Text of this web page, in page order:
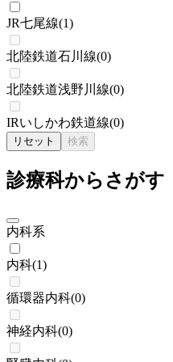
JR七尾線(1)
北陸鉄道石川線(0)
北陸鉄道浅野川線(0)
IRいしかわ鉄道線(0)
リセット 検索
診療科からさがす
内科系
内科(1)
循環器内科(0)
神経内科(0)